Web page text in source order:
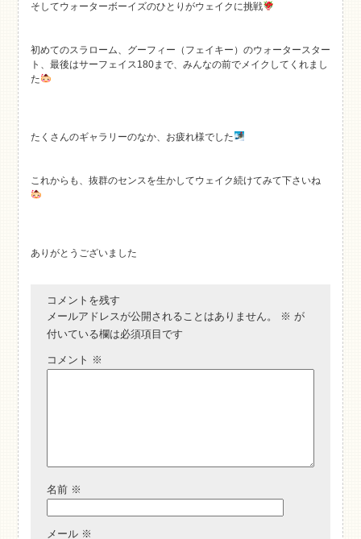
そしてウォーターボーイズのひとりがウェイクに挑戦
初めてのスラローム、グーフィー（フェイキー）のウォータースター
ト、最後はサーフェイス180まで、みんなの前でメイクしてくれまし
た
たくさんのギャラリーのなか、お疲れ様でした
これからも、抜群のセンスを生かしてウェイク続けてみて下さいね
ありがとうございました
コメントを残す
メールアドレスが公開されることはありません。
※ が
付いている欄は必須項目です
コメント ※
名前 ※
メール ※